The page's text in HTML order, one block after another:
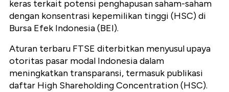
keras terkait potensi penghapusan saham-saham
dengan konsentrasi kepemilikan tinggi (HSC) di
Bursa Efek Indonesia (BEI).
Aturan terbaru FTSE diterbitkan menyusul upaya
otoritas pasar modal Indonesia dalam
meningkatkan transparansi, termasuk publikasi
daftar High Shareholding Concentration (HSC).